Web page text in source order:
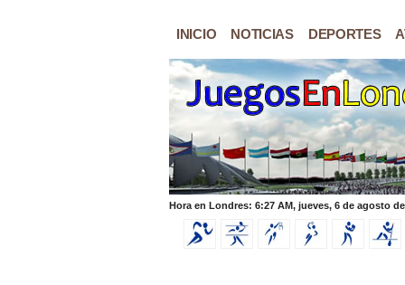
INICIO NOTICIAS DEPORTES
Hora en Londres: 6:27 AM, jueves, 6 de agosto